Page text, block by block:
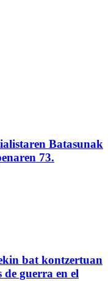
Batasunak
73.
bat kontzertuan
guerra en el